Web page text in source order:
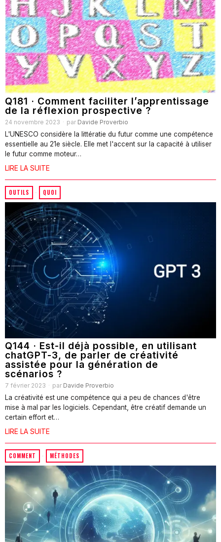
Q181 · Comment faciliter l’apprentissage
de la réflexion prospective ?
24 novembre 2023 par Davide Proverbio
L'UNESCO considère la littératie du futur comme une compétence
essentielle au 21e siècle. Elle met l'accent sur la capacité à utiliser
le futur comme moteur…
LIRE LA SUITE
OUTILS · QUOI
Q144 · Est-il déjà possible, en utilisant
chatGPT-3, de parler de créativité
assistée pour la génération de
scénarios ?
7 février 2023 par Davide Proverbio
La créativité est une compétence qui a peu de chances d'être
mise à mal par les logiciels. Cependant, être créatif demande un
certain effort et…
LIRE LA SUITE
COMMENT · MÉTHODES